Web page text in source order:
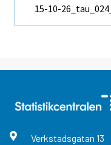
15-10-
Verkstadsgatan 13